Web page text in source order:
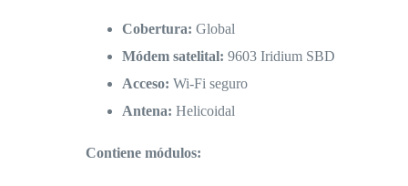
Cobertura: Global
Módem satelital: 9603 Iridium SBD
Acceso: Wi-Fi seguro
Antena: Helicoidal
Contiene módulos: